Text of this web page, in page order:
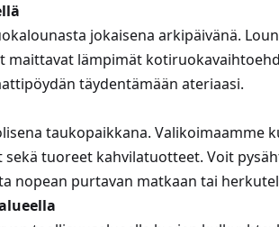
jokaisena arkipäivänä.
maittavat lämpimät
täydentämään ateriaasi.
taukopaikkana. Valikoimaamme
tuoreet kahvilatuotteet. Voit
nopean purtavan matkaan tai